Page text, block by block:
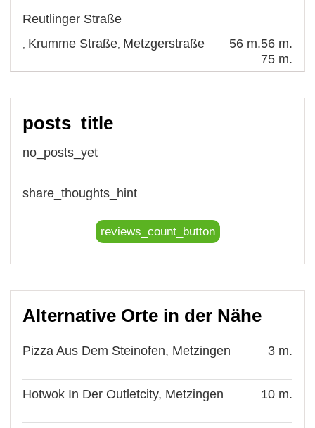
Reutlinger Straße
56 m.
Krumme Straße 56 m.
Metzgerstraße
75 m.
posts_title
no_posts_yet
share_thoughts_hint
reviews_count_button
Alternative Orte in der Nähe
Pizza Aus Dem Steinofen, Metzingen 3 m.
Hotwok In Der Outletcity, Metzingen 10 m.